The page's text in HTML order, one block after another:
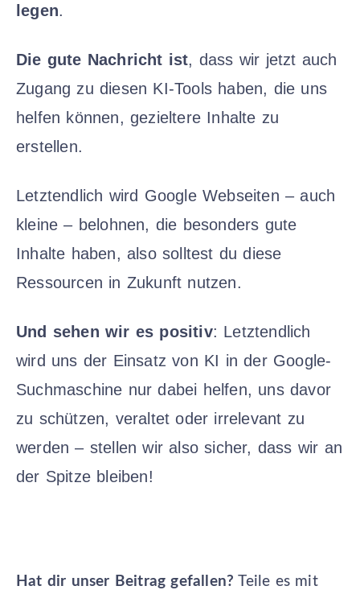
legen.
Die gute Nachricht ist, dass wir jetzt auch
Zugang zu diesen KI-Tools haben, die uns
helfen können, gezieltere Inhalte zu
erstellen.
Letztendlich wird Google Webseiten – auch
kleine – belohnen, die besonders gute
Inhalte haben, also solltest du diese
Ressourcen in Zukunft nutzen.
Und sehen wir es positiv: Letztendlich
wird uns der Einsatz von KI in der Google-
Suchmaschine nur dabei helfen, uns davor
zu schützen, veraltet oder irrelevant zu
werden – stellen wir also sicher, dass wir an
der Spitze bleiben!
Hat dir unser Beitrag gefallen? Teile es mit